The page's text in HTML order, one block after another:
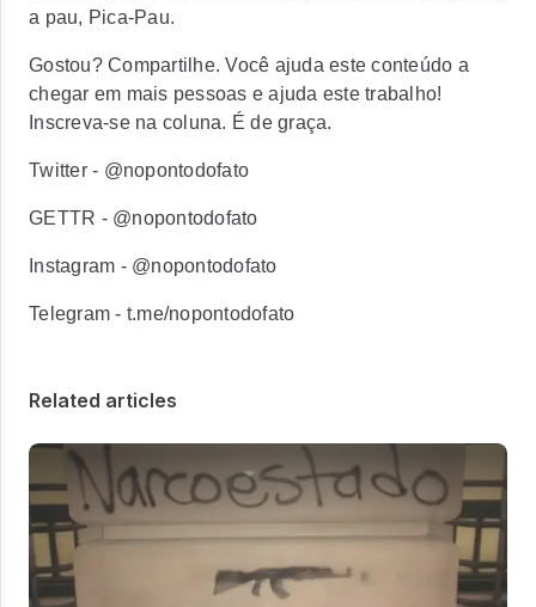
a pau, Pica-Pau.
Gostou? Compartilhe. Você ajuda este conteúdo a
chegar em mais pessoas e ajuda este trabalho!
Inscreva-se na coluna. É de graça.
Twitter - @nopontodofato
GETTR - @nopontodofato
Instagram - @nopontodofato
Telegram - t.me/nopontodofato
Related articles